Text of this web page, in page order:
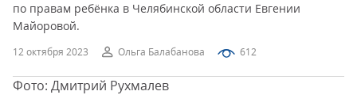
12 октября 2023 Ольга Балабанова 612
по правам ребёнка в Челябинской области Евгении
Майоровой.
Фото: Дмитрий Рухмалев